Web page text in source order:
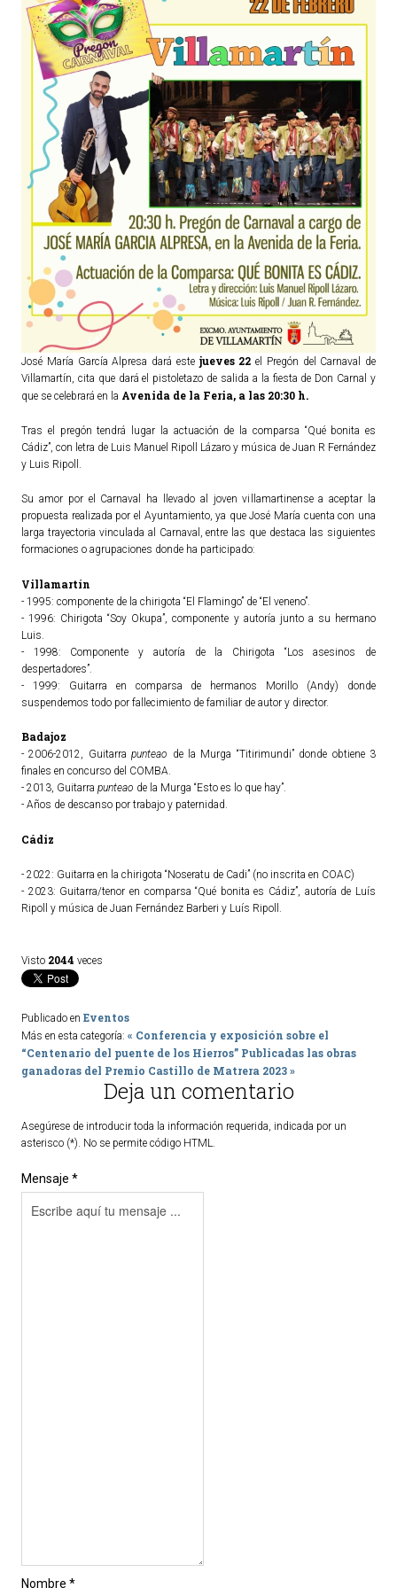
TURISMO
Historia
Qué ver
Fiestas
Gastronomía
Dónde dormir
Dónde comer
Artesanía
Entorno
Callejero
PUBLICACIONES
ACTUALIDAD
Noticias
José María García Alpresa dará este jueves 22 el Pregón del Carnaval de
Villamartín, cita que dará el pistoletazo de salida a la fiesta de Don Carnal y
que se celebrará en la Avenida de la Feria, a las 20:30 h.
Tras el pregón tendrá lugar la actuación de la comparsa “Qué bonita es
Cádiz”, con letra de Luis Manuel Ripoll Lázaro y música de Juan R Fernández
y Luis Ripoll.
Su amor por el Carnaval ha llevado al joven villamartinense a aceptar la
propuesta realizada por el Ayuntamiento, ya que José María cuenta con una
larga trayectoria vinculada al Carnaval, entre las que destaca las siguientes
formaciones o agrupaciones donde ha participado:
Villamartín
- 1995: componente de la chirigota “El Flamingo” de “El veneno”.
- 1996: Chirigota “Soy Okupa”, componente y autoría junto a su hermano
Luis.
- 1998: Componente y autoría de la Chirigota “Los asesinos de
despertadores”.
- 1999: Guitarra en comparsa de hermanos Morillo (Andy) donde
suspendemos todo por fallecimiento de familiar de autor y director.
Badajoz
- 2006-2012, Guitarrapunteao de la Murga “Titirimundi” donde obtiene 3
finales en concurso del COMBA.
- 2013, Guitarra punteao de la Murga “Esto es lo que hay”.
- Años de descanso por trabajo y paternidad.
Cádiz
- 2022: Guitarra en la chirigota “Noseratu de Cadi” (no inscrita en COAC)
- 2023: Guitarra/tenor en comparsa “Qué bonita es Cádiz”, autoría de Luís
Ripoll y música de Juan Fernández Barberi y Luís Ripoll.
Visto 2044 veces
Publicado en Eventos
Más en esta categoría: « Conferencia y exposición sobre el
“Centenario del puente de los Hierros” Publicadas las obras
ganadoras del Premio Castillo de Matrera 2023 »
Deja un comentario
Asegúrese de introducir toda la información requerida, indicada por un
asterisco (*). No se permite código HTML.
Mensaje *
Nombre *